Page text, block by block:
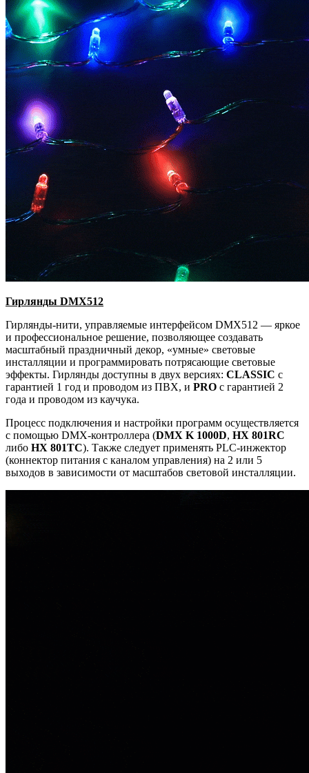
Гирлянды DMX512
Гирлянды-нити, управляемые интерфейсом DMX512 — яркое
и профессиональное решение, позволяющее создавать
масштабный праздничный декор, «умные» световые
инсталляции и программировать потрясающие световые
эффекты. Гирлянды доступны в двух версиях: CLASSIC с
гарантией 1 год и проводом из ПВХ, и PRO с гарантией 2
года и проводом из каучука.
Процесс подключения и настройки программ осуществляется
с помощью DMX-контроллера (DMX K 1000D, HX 801RC
либо HX 801TC). Также следует применять PLC-инжектор
(коннектор питания с каналом управления) на 2 или 5
выходов в зависимости от масштабов световой инсталляции.